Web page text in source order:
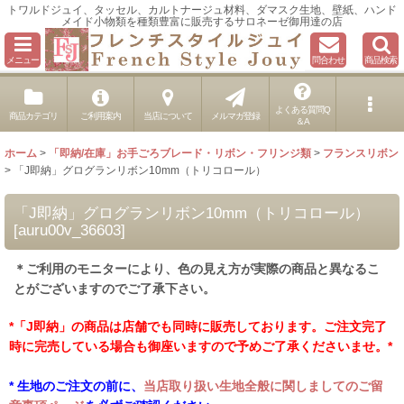
トワルドジュイ、タッセル、カルトナージュ材料、ダマスク生地、壁紙、ハンド
メイド小物類を種類豊富に販売するサロネーゼ御用達の店
メニュー 問合わせ 商品検索
商品カテゴリ ご利用案内 当店について メルマガ登録
よくある質問Q
＆A
ホーム > 「即納/在庫」お手ごろブレード・リボン・フリンジ類 > フランスリボン
>
「J即納」グログランリボン10mm（トリコロール）
「J即納」グログランリボン10mm（トリコロール）
[auru00v_36603]
＊ご利用のモニターにより、色の見え方が実際の商品と異なるこ
とがございますのでご了承下さい。
*「J即納」の商品は店舗でも同時に販売しております。ご注文完了
時に完売している場合も御座いますので予めご了承くださいませ。*
* 生地のご注文の前に、 当店取り扱い生地全般に関しましてのご留